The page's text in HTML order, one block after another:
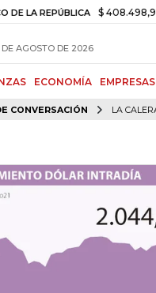
REPÚBLICA $ 408.498,97 +$
AGOSTO DE 2026
ECONOMÍA EMPRESAS
CONVERSACIÓN LA